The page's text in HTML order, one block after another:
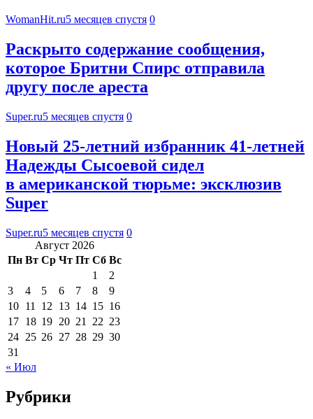
WomanHit.ru5 месяцев спустя 0
Раскрыто содержание сообщения,
которое Бритни Спирс отправила
другу после ареста
Super.ru5 месяцев спустя 0
Новый 25-летний избранник 41-летней
Надежды Сысоевой сидел
в американской тюрьме: эксклюзив
Super
Super.ru5 месяцев спустя 0
Август 2026
Пн Вт Ср Чт Пт Сб Вс
1
2
3
4 5 6 7 8
9
10 11 12 13 14 15 16
17 18 19 20 21 22 23
24 25 26 27 28 29 30
31
« Июл
Рубрики